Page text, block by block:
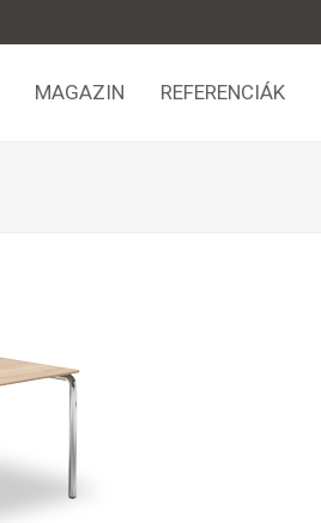
MAGAZIN REFERENCIÁK